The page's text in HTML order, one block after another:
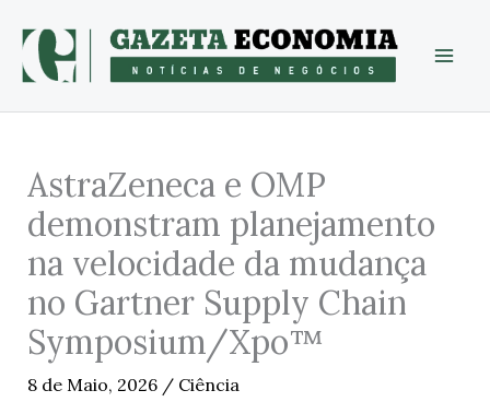
content
AstraZeneca e OMP
demonstram planejamento
na velocidade da mudança
no Gartner Supply Chain
Symposium/Xpo™
8 de Maio, 2026 / Ciência